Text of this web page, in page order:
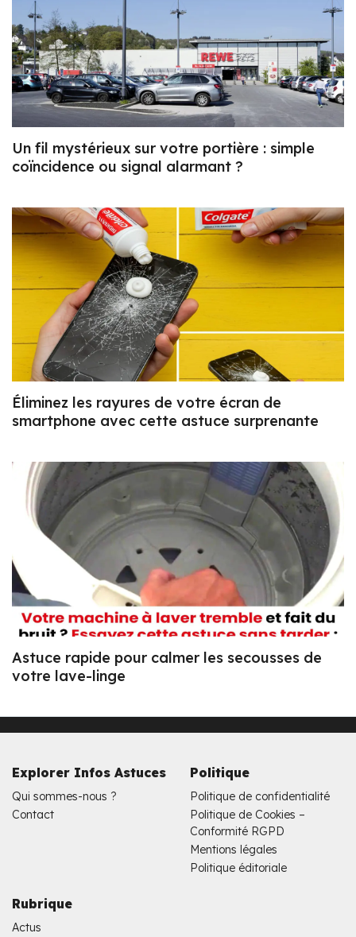
Un fil mystérieux sur votre portière : simple
coïncidence ou signal alarmant ?
Éliminez les rayures de votre écran de
smartphone avec cette astuce surprenante
Astuce rapide pour calmer les secousses de
votre lave-linge
Explorer Infos Astuces
Qui sommes-nous ?
Contact
Politique
Politique de confidentialité
Politique de Cookies –
Conformité RGPD
Mentions légales
Politique éditoriale
Rubrique
Actus